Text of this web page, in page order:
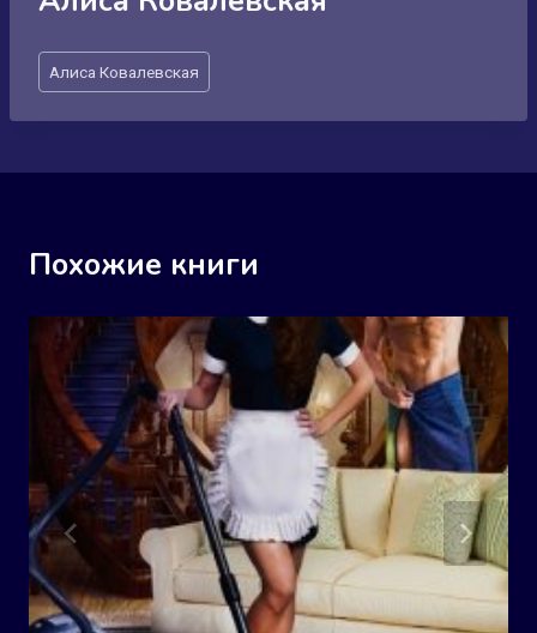
Метки
записи:
Алиса Ковалевская
Похожие книги